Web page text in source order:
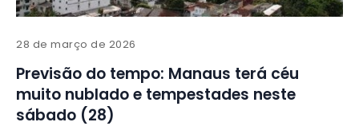
28 de março de 2026
Previsão do tempo: Manaus terá céu
muito nublado e tempestades neste
sábado (28)